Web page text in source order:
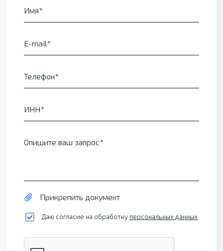
Имя
E-mail
Телефон
ИНН
Опишите ваш запрос
Прикрепить документ
Даю согласие на обработку персональных данных